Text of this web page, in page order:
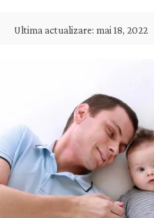
Ultima actualizare: mai 18, 2022